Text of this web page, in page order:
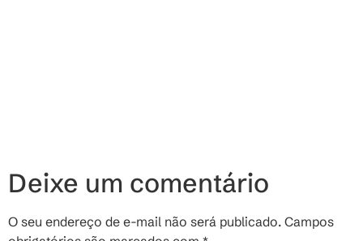
Deixe um comentário
O seu endereço de e-mail não será publicado. Campos